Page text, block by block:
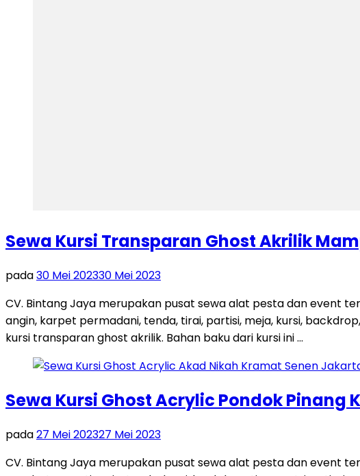
Sewa Kursi Transparan Ghost Akrilik
pada30 Mei 202330 Mei 2023
CV. Bintang Jaya merupakan pusat sewa alat pesta dan event
angin, karpet permadani, tenda, tirai, partisi, meja, kursi,
kursi transparan ghost akrilik. Bahan baku dari kursi ini …
Sewa Kursi Ghost Acrylic Pondok
pada27 Mei 202327 Mei 2023
CV. Bintang Jaya merupakan pusat sewa alat pesta dan event